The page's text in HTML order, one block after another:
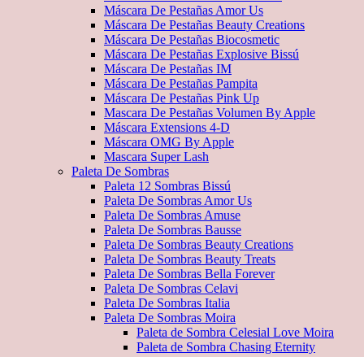
Máscara De Pestañas Amor Us
Máscara De Pestañas Beauty Creations
Máscara De Pestañas Biocosmetic
Máscara De Pestañas Explosive Bissú
Máscara De Pestañas IM
Máscara De Pestañas Pampita
Máscara De Pestañas Pink Up
Mascara De Pestañas Volumen By Apple
Máscara Extensions 4-D
Máscara OMG By Apple
Mascara Super Lash
Paleta De Sombras
Paleta 12 Sombras Bissú
Paleta De Sombras Amor Us
Paleta De Sombras Amuse
Paleta De Sombras Bausse
Paleta De Sombras Beauty Creations
Paleta De Sombras Beauty Treats
Paleta De Sombras Bella Forever
Paleta De Sombras Celavi
Paleta De Sombras Italia
Paleta De Sombras Moira
Paleta de Sombra Celesial Love Moira
Paleta de Sombra Chasing Eternity